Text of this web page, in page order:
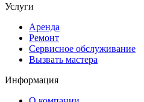
Услуги
Аренда
Ремонт
Сервисное обслуживание
Вызвать мастера
Информация